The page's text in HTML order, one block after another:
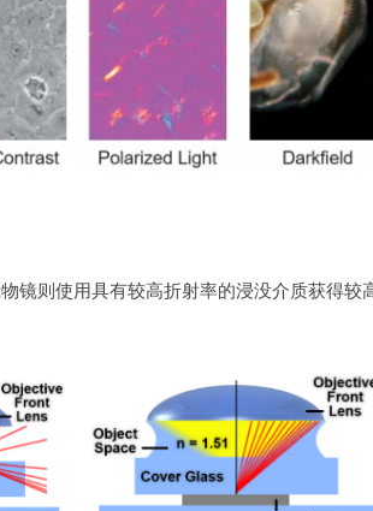
镜则使用具有较高折射率的浸没介质获得较